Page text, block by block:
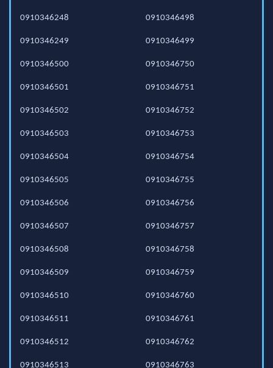
0910346248
0910346249
0910346498
0910346499
0910346500
0910346501
0910346502
0910346503
0910346504
0910346505
0910346506
0910346507
0910346508
0910346509
0910346510
0910346511
0910346512
0910346513
0910346750
0910346751
0910346752
0910346753
0910346754
0910346755
0910346756
0910346757
0910346758
0910346759
0910346760
0910346761
0910346762
0910346763